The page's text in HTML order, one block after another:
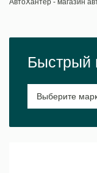
АвтоХантер - магазин
Быстрый